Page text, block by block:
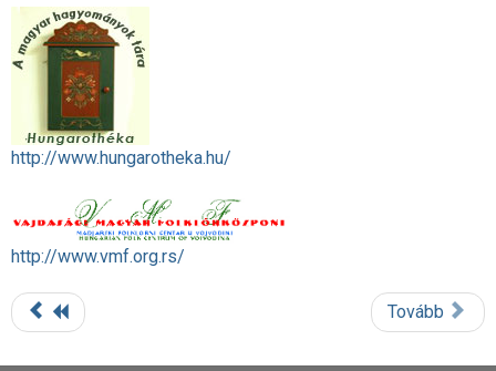
http://www.hungarotheka.hu/
http://www.vmf.org.rs/
Tovább